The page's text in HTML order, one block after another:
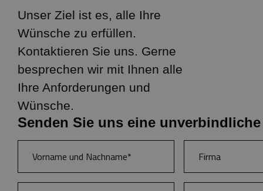
Unser Ziel ist es, alle Ihre
Wünsche zu erfüllen.
Kontaktieren Sie uns. Gerne
besprechen wir mit Ihnen alle
Ihre Anforderungen und
Wünsche.
Senden Sie uns eine